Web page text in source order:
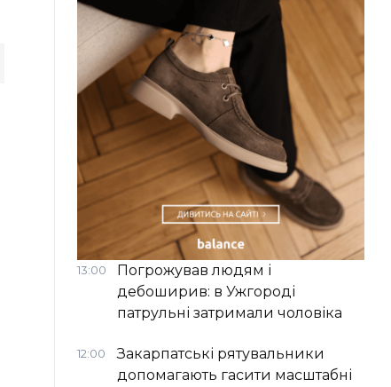
13:00
Погрожував людям і
дебоширив: в Ужгороді
патрульні затримали чоловіка
12:00
Закарпатські рятувальники
допомагають гасити масштабні